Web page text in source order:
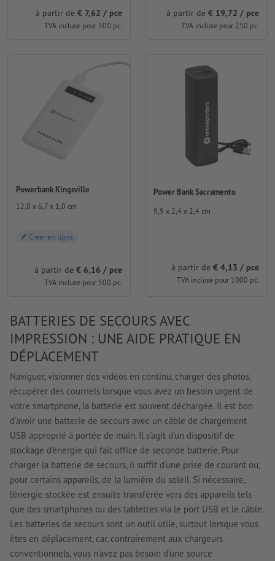
à partir de € 7,62 / pce
TVA incluse pour 500 pc.
à partir de € 19,72 / pce
TVA incluse pour 250 pc.
Powerbank Kingsville
12,0 x 6,7 x 1,0 cm
Créer en ligne
à partir de € 6,16 / pce
TVA incluse pour 500 pc.
Power Bank Sacramento
9,9 x 2,4 x 2,4 cm
à partir de € 4,13 / pce
TVA incluse pour 1000 pc.
BATTERIES DE SECOURS AVEC
IMPRESSION : UNE AIDE PRATIQUE EN
DÉPLACEMENT
Naviguer, visionner des vidéos en continu, charger des photos,
récupérer des courriels lorsque vous avez un besoin urgent de
votre smartphone, la batterie est souvent déchargée. Il est bon
d'avoir une batterie de secours avec un câble de chargement
USB approprié à portée de main. Il s'agit d'un dispositif de
stockage d'énergie qui fait office de seconde batterie. Pour
charger la batterie de secours, il suffit d'une prise de courant ou,
pour certains appareils, de la lumière du soleil. Si nécessaire,
l'énergie stockée est ensuite transférée vers des appareils tels
que des smartphones ou des tablettes via le port USB et le câble.
Les batteries de secours sont un outil utile, surtout lorsque vous
êtes en déplacement, car, contrairement aux chargeurs
conventionnels, vous n'avez pas besoin d'une source